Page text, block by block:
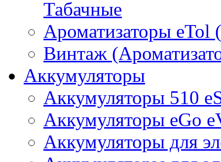
Табачные
Ароматизаторы eTol
Винтаж
Аккумуляторы
Аккумуляторы 510
Аккумуляторы eGo
Аккумуляторы для